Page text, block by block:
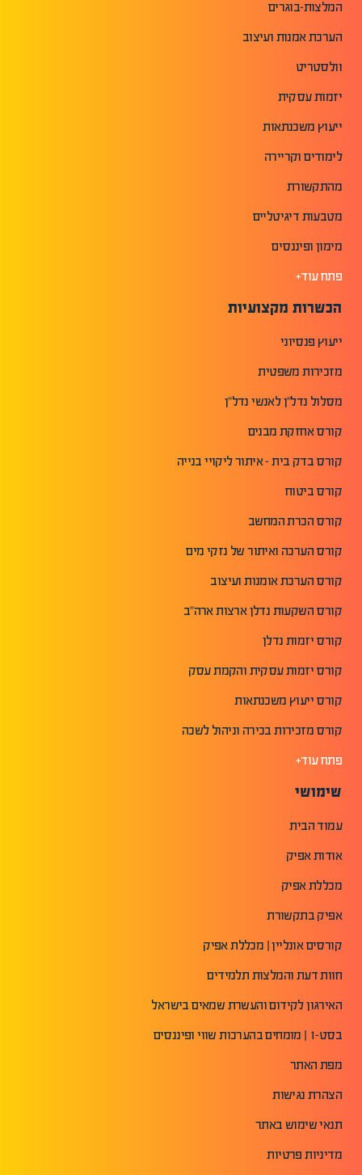
המלצות-בוגרים
הערכת אמנות ועיצוב
וולסטריט
יזמות עסקית
ייעוץ משכנתאות
לימודים וקריירה
מהתקשורת
מטבעות דיגיטליים
מימון ופיננסים
פתח עוד+
הכשרות מקצועיות
ייעוץ פנסיוני
מזכירות משפטית
מסלול נדל"ן לאנשי נדל"ן
קורס אחזקת מבנים
קורס בדק בית - איתור ליקויי בנייה
קורס ביטוח
קורס הכרת המחשב
קורס הערכה ואיתור של נזקי מים
קורס הערכת אומנות ועיצוב
קורס השקעות נדלן ארצות ארה"ב
קורס יזמות נדלן
קורס יזמות עסקית והקמת עסק
קורס ייעוץ משכנתאות
קורס מזכירות בכירה וניהול לשכה
פתח עוד+
שימושי
עמוד הבית
אודות אפיק
מכללת אפיק
אפיק בתקשורת
קורסים אונליין | מכללת אפיק
חוות דעת והמלצות תלמידים
האירגון לקידום והעשרת שמאים בישראל
בסט-1 | מומחים בהערכות שווי ופיננסים
מפת האתר
הצהרת נגישות
תנאי שימוש באתר
מדיניות פרטיות